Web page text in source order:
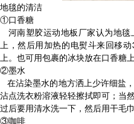
地毯的清洁
①口香糖
河南塑胶运动地板厂家认为地
上，然后用加热的电熨斗来回移
上。也可用包裹的冰块放在口香糖
②墨水
在沾染墨水的地方洒上少许细盐
沾点洗衣粉溶液轻轻擦拭即可；当
过后要用清水洗一下，然后用干毛巾
③咖啡